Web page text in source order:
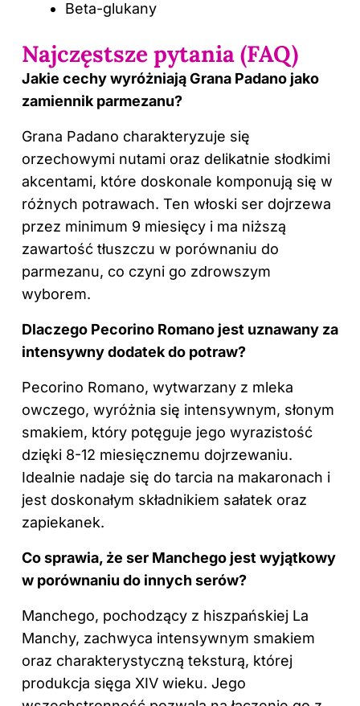
Beta-glukany
Najczęstsze pytania (FAQ)
Jakie cechy wyróżniają Grana Padano jako
zamiennik parmezanu?
Grana Padano charakteryzuje się
orzechowymi nutami oraz delikatnie słodkimi
akcentami, które doskonale komponują się w
różnych potrawach. Ten włoski ser dojrzewa
przez minimum 9 miesięcy i ma niższą
zawartość tłuszczu w porównaniu do
parmezanu, co czyni go zdrowszym
wyborem.
Dlaczego Pecorino Romano jest uznawany za
intensywny dodatek do potraw?
Pecorino Romano, wytwarzany z mleka
owczego, wyróżnia się intensywnym, słonym
smakiem, który potęguje jego wyrazistość
dzięki 8-12 miesięcznemu dojrzewaniu.
Idealnie nadaje się do tarcia na makaronach i
jest doskonałym składnikiem sałatek oraz
zapiekanek.
Co sprawia, że ser Manchego jest wyjątkowy
w porównaniu do innych serów?
Manchego, pochodzący z hiszpańskiej La
Manchy, zachwyca intensywnym smakiem
oraz charakterystyczną teksturą, której
produkcja sięga XIV wieku. Jego